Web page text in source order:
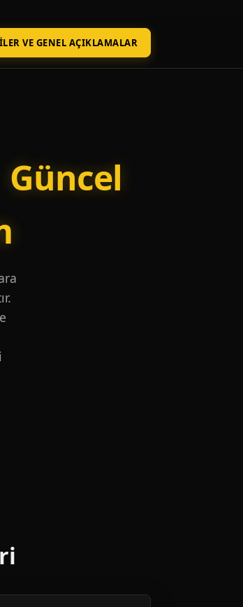
VE GENEL AÇIKLAMALAR
Güncel